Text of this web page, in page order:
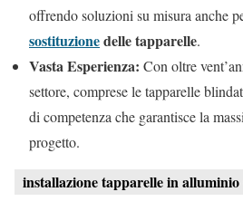
offrendo soluzioni su misura anche
sostituzionedelle tapparelle.
Vasta Esperienza: Con oltre
settore, comprese le tapparelle
di competenza che garantisce la
progetto.
installazione tapparelle in